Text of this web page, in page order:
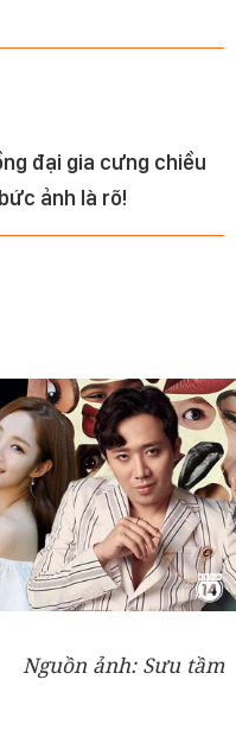
đại gia cưng chiều
ảnh là rõ!
Nguồn ảnh: Sưu tầm